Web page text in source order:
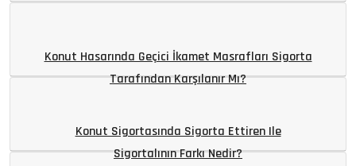
Konut Hasarında Geçici İkamet Masrafları Sigorta
Tarafından Karşılanır Mı?
Konut Sigortasında Sigorta Ettiren Ile
Sigortalının Farkı Nedir?